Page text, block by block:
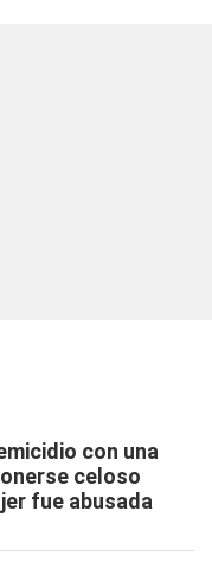
con una
celoso
fue abusada